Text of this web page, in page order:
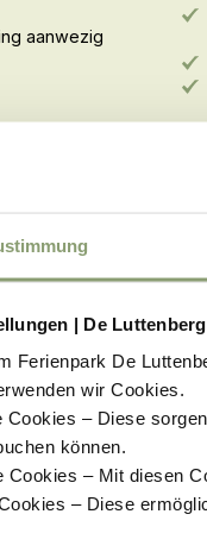
| De Luttenberg
Ferienpark De
wir Cookies.
– Diese
können.
Cookies – Mit diesen
– Diese
aanwezig
SIE EIN